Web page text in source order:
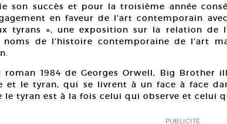
son succès et pour la troisième année
en faveur de l’art contemporain
tyrans », une exposition sur la relation de
noms de l’histoire contemporaine de l’art
roman 1984 de Georges Orwell, Big Brother
et le tyran, qui se livrent à un face à face
le tyran est à la fois celui qui observe et celui
PUBLICITÉ